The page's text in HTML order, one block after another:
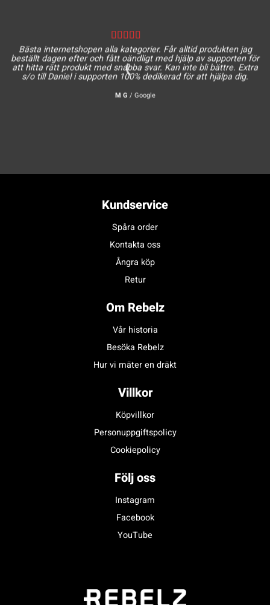
Bästa internetshopen alla kategorier. Får alltid produkten jag
beställt dagen efter och fått oändligt med hjälp av supporten för
att hitta rätt produkt med snabba svar. Kan inte bli bättre. Extra
s/o till Daniel i supporten 100% dedikerad för att hjälpa dig.
M G / Google
Kundservice
Spåra order
Kontakta oss
Ångra köp
Retur
Om Rebelz
Vår historia
Besöka Rebelz
Hur vi mäter en dräkt
Villkor
Köpvillkor
Personuppgiftspolicy
Cookiepolicy
Följ oss
Instagram
Facebook
YouTube